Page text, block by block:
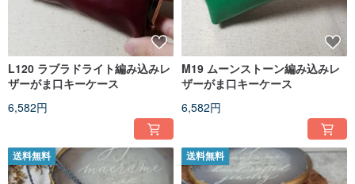
L120 ラブラドライト編み込みレ
ザーがま口キーケース
6,582円
M19 ムーンストーン編み込みレ
ザーがま口キーケース
6,582円
送料無料 送料無料